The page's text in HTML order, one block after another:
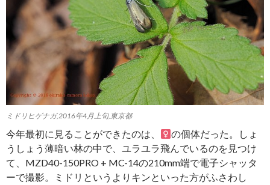
ミドリヒゲナガ,2016年4月上旬,東京都
今年最初に見ることができたのは、
の個体だった。しょ
うしょう薄暗い林の中で、ユラユラ飛んでいるのを見つけ
て、MZD40-150PRO + MC-14の210mm端で電子シャッタ
ーで撮影。ミドリというよりキンといった方がふさわし